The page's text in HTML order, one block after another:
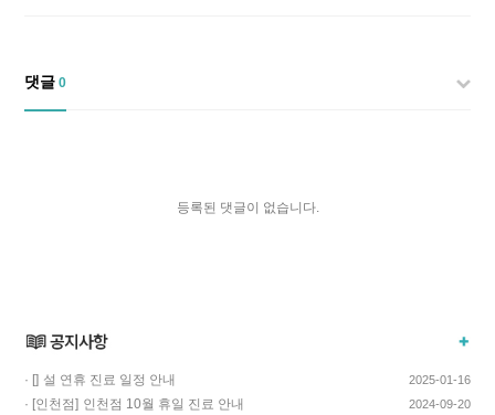
댓글 0
등록된 댓글이 없습니다.
· [] 설 연휴 진료 일정 안내 2025-01-16
· [인천점] 인천점 10월 휴일 진료 안내 2024-09-20